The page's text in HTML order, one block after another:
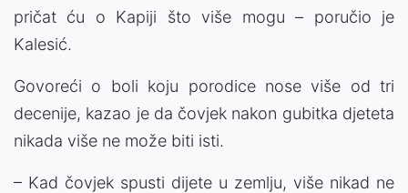
pričat ću o Kapiji što više mogu – poručio je
Kalesić.
Govoreći o boli koju porodice nose više od tri
decenije, kazao je da čovjek nakon gubitka djeteta
nikada više ne može biti isti.
– Kad čovjek spusti dijete u zemlju, više nikad ne